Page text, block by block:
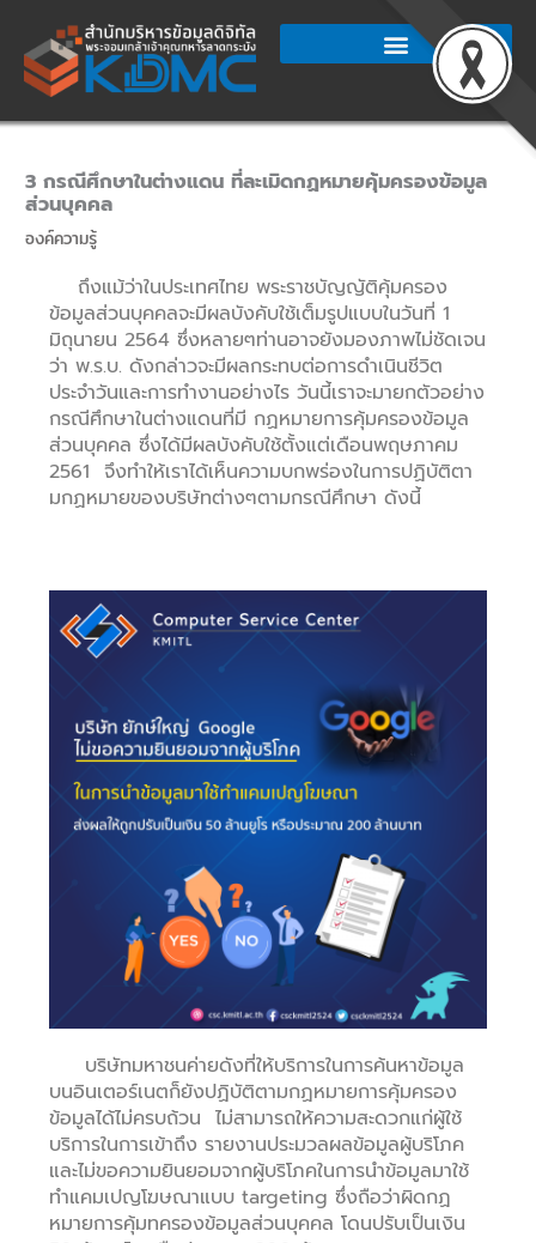
content
3 กรณีศึกษาในต่างแดน ที่ละเมิดกฏหมายคุ้มครองข้อมูล
ส่วนบุคคล
องค์ความรู้
ถึงแม้ว่าในประเทศไทย พระราชบัญญัติคุ้มครอง
ข้อมูลส่วนบุคคลจะมีผลบังคับใช้เต็มรูปแบบในวันที่ 1
มิถุนายน 2564 ซึ่งหลายๆท่านอาจยังมองภาพไม่ชัดเจน
ว่า พ.ร.บ. ดังกล่าวจะมีผลกระทบต่อการดำเนินชีวิต
ประจำวันและการทำงานอย่างไร วันนี้เราจะมายกตัวอย่าง
กรณีศึกษาในต่างแดนที่มี กฏหมายการคุ้มครองข้อมูล
ส่วนบุคคล ซึ่งได้มีผลบังคับใช้ตั้งแต่เดือนพฤษภาคม
2561 จึงทำให้เราได้เห็นความบกพร่องในการปฏิบัติตา
มกฏหมายของบริษัทต่างๆตามกรณีศึกษา ดังนี้
บริษัทมหาชนค่ายดังที่ให้บริการในการค้นหาข้อมูล
บนอินเตอร์เนตก็ยังปฏิบัติตามกฏหมายการคุ้มครอง
ข้อมูลได้ไม่ครบถ้วน ไม่สามารถให้ความสะดวกแก่ผู้ใช้
บริการในการเข้าถึง รายงานประมวลผลข้อมูลผู้บริโภค
และไม่ขอความยินยอมจากผู้บริโภคในการนำข้อมูลมาใช้
ทำแคมเปญโฆษณาแบบ targeting ซึ่งถือว่าผิดกฏ
หมายการคุ้มทครองข้อมูลส่วนบุคคล โดนปรับเป็นเงิน